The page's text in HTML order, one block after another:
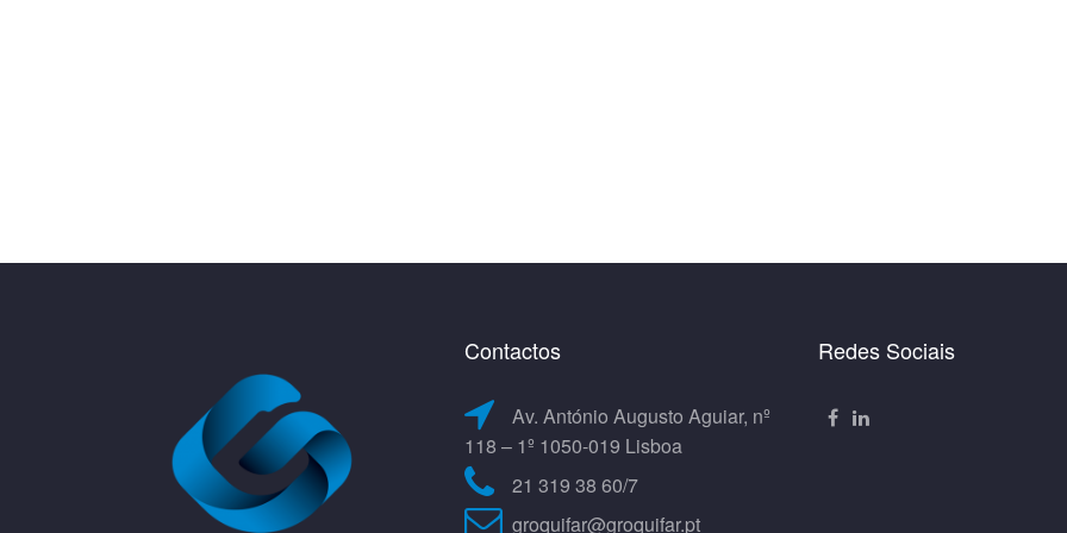
Contactos
Av. António Augusto Aguiar, nº
118 – 1º 1050-019 Lisboa
21 319 38 60/7
groquifar@groquifar.pt
Redes Sociais